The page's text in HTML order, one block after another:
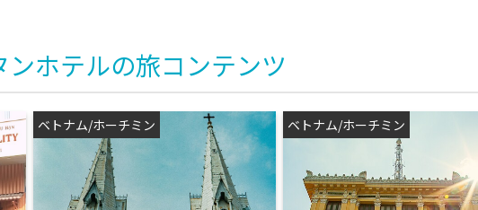
ホテルの旅コンテンツ
ベトナム/ホーチミン ベトナム/ホーチミン